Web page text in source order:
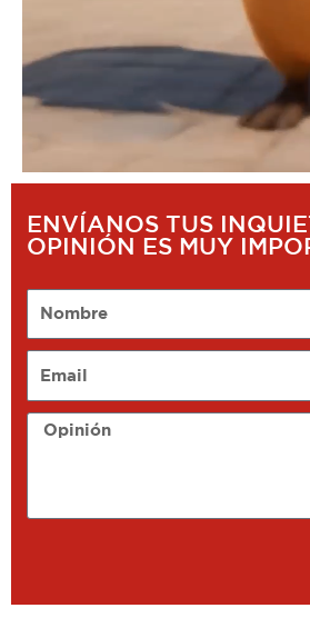
ENVÍANOS TUS
OPINIÓN ES MUY
Opinión